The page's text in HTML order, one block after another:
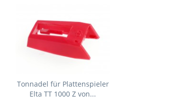
Tonnadel für Plattenspieler
Elta TT 1000 Z von...